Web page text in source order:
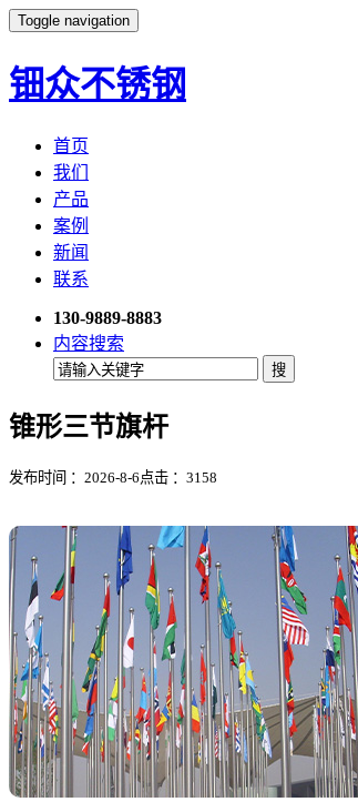
Toggle navigation
钿众不锈钢
首页
我们
产品
案例
新闻
联系
130-9889-8883
内容搜索
锥形三节旗杆
发布时间 ：2026-8-6 点击 ： 3158